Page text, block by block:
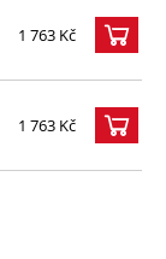
1 763 Kč
1 763 Kč